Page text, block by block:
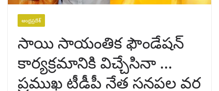
ఆంధ్రప్రదేశ్
సాయి సాయంతిక ఫౌండేషన్
కార్యక్రమానికి విచ్చేసినా …
ప్రముఖ టీడీపీ నేత సనపల వర